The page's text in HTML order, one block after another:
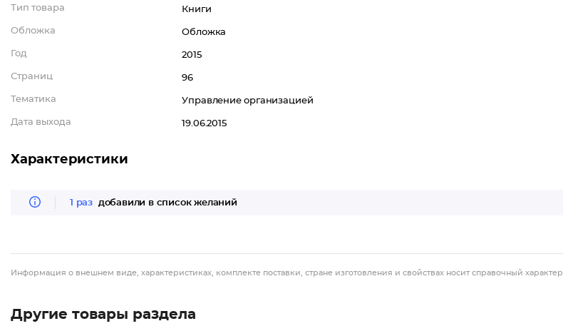
Тип товара Книги
Обложка Обложка
Год 2015
Страниц 96
Тематика Управление организацией
Дата выхода 19.06.2015
Характеристики
1 раз добавили в список желаний
Информация о внешнем виде, характеристиках, комплекте поставки, стране изготовления и свойствах носит справочный характер.
Другие товары раздела